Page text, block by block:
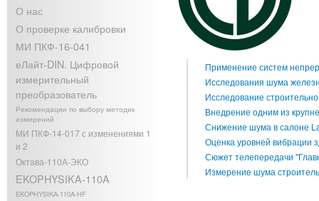
Применение систем
Исследования шума
Исследование
Внедрение одним из
Снижение шума в салоне
Оценка уровней вибрации
Сюжет телепередачи
Измерение шума
О нас
О проверке калибровки
МИ ПКФ-16-041
еЛайт-DIN. Цифровой
измерительный
преобразователь
Рекомендации по выбору методик
измерений
МИ ПКФ-14-017 с изменениями 1
и 2
Октава-110А-ЭКО
EKOPHYSIKA-110A
EKOPHYSIKA-110A-HF